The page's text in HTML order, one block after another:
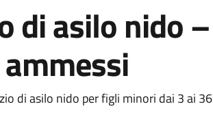
di asilo nido –
di asilo nido per figli minori dai 3 ai 36